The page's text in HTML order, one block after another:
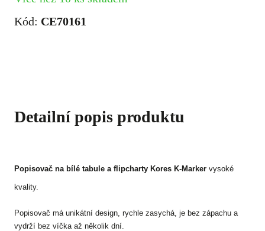
Kód: CE70161
Detailní popis produktu
Popisovač na bílé tabule a flipcharty Kores K-Marker vysoké
kvality.
Popisovač má unikátní design, rychle zasychá, je bez zápachu a
vydrží bez víčka až několik dní.